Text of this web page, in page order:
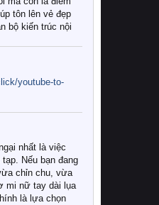
tôn lên vẻ đẹp
bộ kiến trúc nội
đa dạng
và mẫu mã
nào để chọn
ga gối đệm cao
phù hợp với
dụng của gia
tôi đi tìm lời
bài viết dưới đây.
hiện đại lại ưa
đệm cao cấp?
youtube-to-
nhất là việc
Nếu bạn đang
chỉn chu, vừa
mi nữ tay dài lụa
là lựa chọn